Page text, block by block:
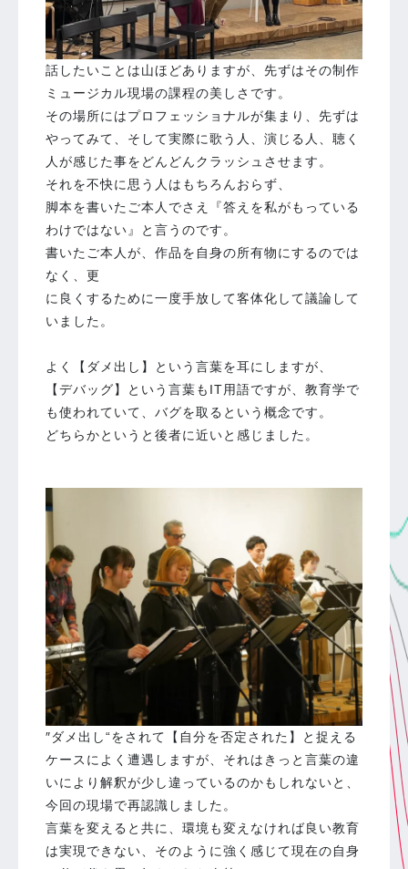
話したいことは山ほどありますが、先ずはその制作
ミュージカル現場の課程の美しさです。
その場所にはプロフェッショナルが集まり、先ずは
やってみて、そして実際に歌う人、演じる人、聴く
人が感じた事をどんどんクラッシュさせます。
それを不快に思う人はもちろんおらず、
脚本を書いたご本人でさえ『答えを私がもっている
わけではない』と言うのです。
書いたご本人が、作品を自身の所有物にするのでは
なく、更
に良くするために一度手放して客体化して議論して
いました。
よく【ダメ出し】という言葉を耳にしますが、
【デバッグ】という言葉もIT用語ですが、教育学で
も使われていて、バグを取るという概念です。
どちらかというと後者に近いと感じました。
″ダメ出し“をされて【自分を否定された】と捉える
ケースによく遭遇しますが、それはきっと言葉の違
いにより解釈が少し違っているのかもしれないと、
今回の現場で再認識しました。
言葉を変えると共に、環境も変えなければ良い教育
は実現できない、そのように強く感じて現在の自身